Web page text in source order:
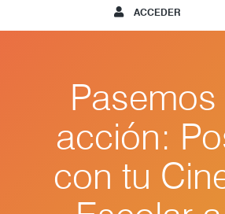
ACCEDER
acción:
con tu